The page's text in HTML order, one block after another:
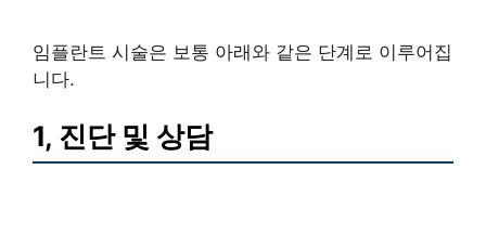
임플란트 시술은 보통 아래와 같은 단계로 이루어집
니다.
1, 진단 및 상담